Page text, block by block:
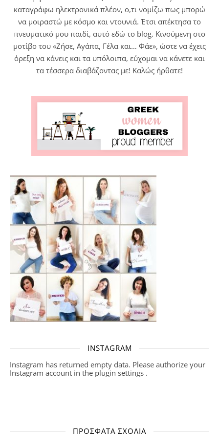
καταγράφω ηλεκτρονικά πλέον, ο,τι νομίζω πως μπορώ
να μοιραστώ με κόσμο και ντουνιά. Έτσι απέκτησα το
πνευματικό μου παιδί, αυτό εδώ το blog. Κινούμενη στο
μοτίβο του «Ζήσε, Αγάπα, Γέλα και… Φάε», ώστε να έχεις
όρεξη να κάνεις και τα υπόλοιπα, εύχομαι να κάνετε και
τα τέσσερα διαβάζοντας με! Καλώς ήρθατε!
INSTAGRAM
Instagram has returned empty data. Please authorize your
Instagram account in the plugin settings .
ΠΡΌΣΦΑΤΑ ΣΧΌΛΙΑ